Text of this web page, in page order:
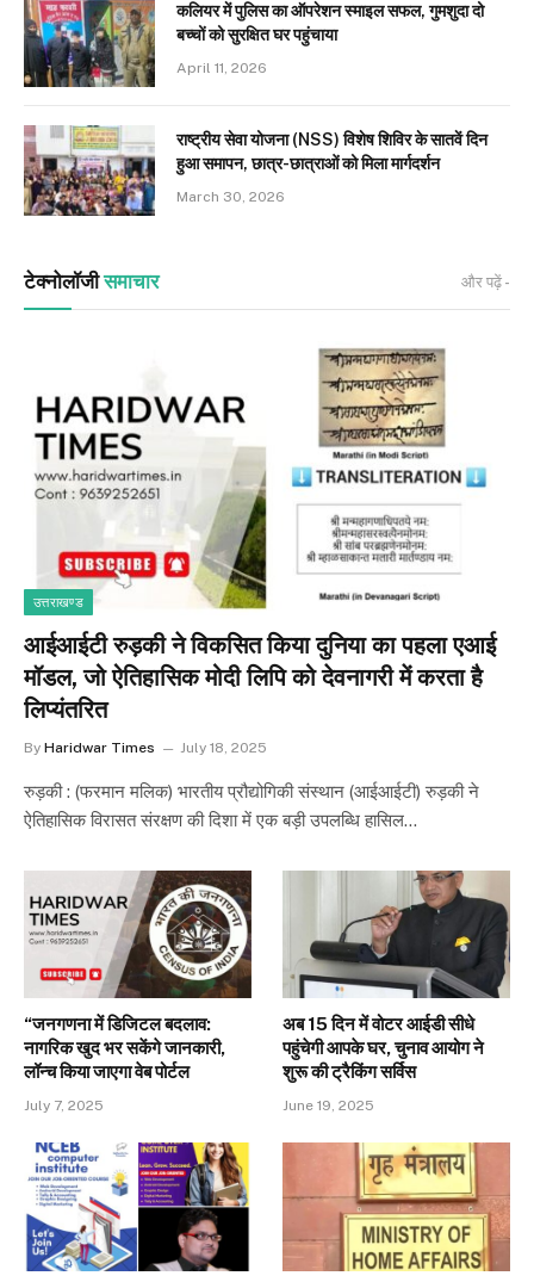
कलियर में पुलिस का ऑपरेशन स्माइल सफल, गुमशुदा दो
बच्चों को सुरक्षित घर पहुंचाया
April 11, 2026
राष्ट्रीय सेवा योजना (NSS) विशेष शिविर के सातवें दिन
हुआ समापन, छात्र-छात्राओं को मिला मार्गदर्शन
March 30, 2026
टेक्नोलॉजीसमाचार और पढ़ें -
उत्तराखण्ड
आईआईटी रुड़की ने विकसित किया दुनिया का पहला एआई
मॉडल, जो ऐतिहासिक मोदी लिपि को देवनागरी में करता है
लिप्यंतरित
By Haridwar Times July 18, 2025
रुड़की : (फरमान मलिक) भारतीय प्रौद्योगिकी संस्थान (आईआईटी) रुड़की ने
ऐतिहासिक विरासत संरक्षण की दिशा में एक बड़ी उपलब्धि हासिल…
“जनगणना में डिजिटल बदलाव:
नागरिक खुद भर सकेंगे जानकारी,
लॉन्च किया जाएगा वेब पोर्टल
July 7, 2025
अब 15 दिन में वोटर आईडी सीधे
पहुंचेगी आपके घर, चुनाव आयोग ने
शुरू की ट्रैकिंग सर्विस
June 19, 2025